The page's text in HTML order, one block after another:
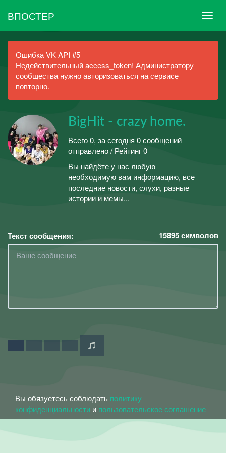
ВПОСТЕР
Ошибка VK API #5
Недействительный access_token! Администратору
сообщества нужно авторизоваться на сервисе
повторно.
BigHit - crazy home.
Всего 0, за сегодня 0 сообщений
отправлено / Рейтинг 0
Вы найдёте у нас любую
необходимую вам информацию, все
последние новости, слухи, разные
истории и мемы...
Текст сообщения: 15895символов
Вы обязуетесь соблюдать политику
конфиденциальности и пользовательское соглашение